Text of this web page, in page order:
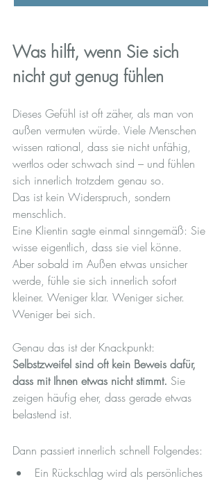
Was hilft, wenn Sie sich
nicht gut genug fühlen
Dieses Gefühl ist oft zäher, als man von
außen vermuten würde. Viele Menschen
wissen rational, dass sie nicht unfähig,
wertlos oder schwach sind – und fühlen
sich innerlich trotzdem genau so.
Das ist kein Widerspruch, sondern
menschlich.
Eine Klientin sagte einmal sinngemäß: Sie
wisse eigentlich, dass sie viel könne.
Aber sobald im Außen etwas unsicher
werde, fühle sie sich innerlich sofort
kleiner. Weniger klar. Weniger sicher.
Weniger bei sich.
Genau das ist der Knackpunkt:
Selbstzweifel sind oft kein Beweis dafür,
dass mit Ihnen etwas nicht stimmt. Sie
zeigen häufig eher, dass gerade etwas
belastend ist.
Dann passiert innerlich schnell Folgendes:
Ein Rückschlag wird als persönliches